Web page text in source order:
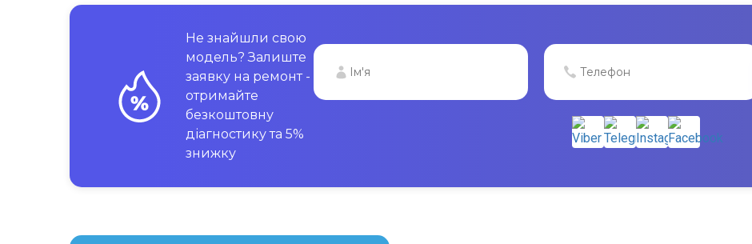
Не знайшли свою
модель? Залиште
заявку на ремонт -
отримайте
безкоштовну
діагностику та 5%
знижку